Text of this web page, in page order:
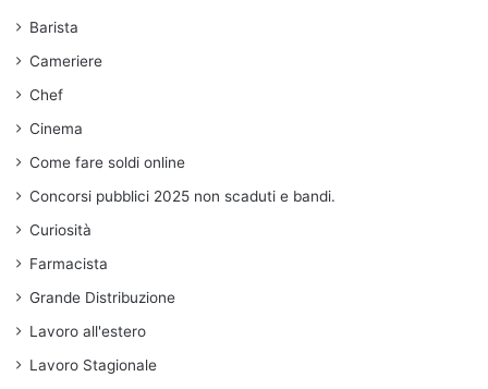
Barista
Cameriere
Chef
Cinema
Come fare soldi online
Concorsi pubblici 2025 non scaduti e bandi.
Curiosità
Farmacista
Grande Distribuzione
Lavoro all'estero
Lavoro Stagionale